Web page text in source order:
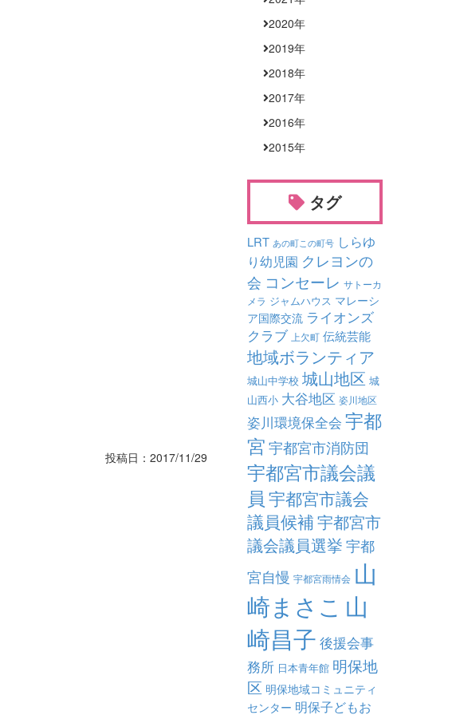
投稿日：2017/11/29
2020年
2019年
2018年
2017年
2016年
2015年
タグ
LRT あの町この町号 しらゆ
り幼児園 クレヨンの
会 コンセーレ サトーカ
メラ ジャムハウス マレーシ
ア国際交流 ライオンズ
クラブ 上欠町 伝統芸能
地域ボランティア
城山中学校 城山地区 城
山西小 大谷地区 姿川地区
姿川環境保全会 宇都
宮宇都宮市消防団
宇都宮市議会議
員 宇都宮市議会
議員候補宇都宮市
議会議員選挙 宇都
宮自慢 宇都宮雨情会 山
崎まさこ 山
崎昌子 後援会事
務所 日本青年館 明保地
区 明保地域コミュニティ
センター 明保子どもお